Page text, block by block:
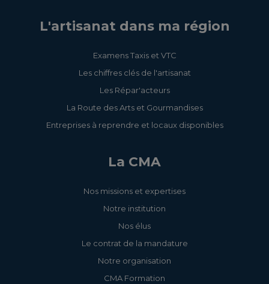
Je m'inscris
Je m'inscris
L'artisanat dans ma région
Examens Taxis et VTC
Les chiffres clés de l'artisanat
Les Répar'acteurs
La Route des Arts et Gourmandises
Entreprises à reprendre et locaux disponibles
La CMA
Nos missions et expertises
Notre institution
Nos élus
Le contrat de la mandature
Notre organisation
CMA Formation